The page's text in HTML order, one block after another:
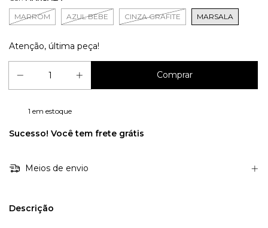
MARROM AZUL BEBE CINZA GRAFITE MARSALA
Atenção, última peça!
1 em estoque
Sucesso! Você tem frete grátis
Meios de envio
Descrição